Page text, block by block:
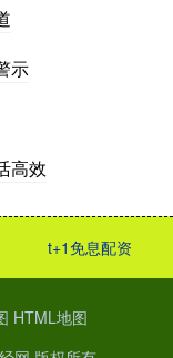
示
高效
t+1免息配资
HTML地图